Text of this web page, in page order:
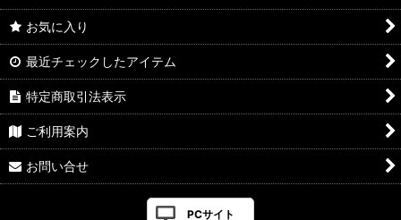
お気に入り
最近チェックしたアイテム
特定商取引法表示
ご利用案内
お問い合せ
PCサイト